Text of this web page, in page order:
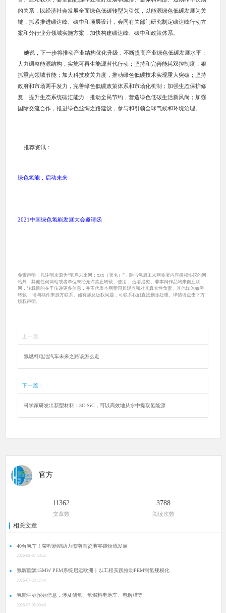
的关系，以经济社会发展全面绿色低碳转型为引领，以能源绿色低碳发展为关
键，抓紧推进碳达峰、碳中和顶层设计，会同有关部门研究制定碳达峰行动方
案和分行业分领域实施方案，加快构建碳达峰、碳中和政策体系。
她说，下一步将推动产业结构优化升级，不断提高产业绿色低碳发展水平；
大力调整能源结构，实施可再生能源替代行动；坚持和完善能耗双控制度，狠
抓重点领域节能；加大科技攻关力度，推动绿色低碳技术实现重大突破；坚持
政府和市场两手发力，完善绿色低碳政策体系和市场化机制；加强生态保护修
复，提升生态系统碳汇能力；推动全民节约，营造绿色低碳生活新风尚；加强
国际交流合作，推进绿色丝绸之路建设，参与和引领全球气候和环境治理。
推荐资讯：
绿色氢能，启动未来
2021中国绿色氢能发展大会邀请函
免责声明：凡注明来源为“氢启未来网：xxx（署名）”，除与氢启未来网签署内容授权协议的网
站外，其他任何网站或者单位未经允许禁止转载、使用， 违者必究。非本网作品均来自互联
网，转载目的在于传递更多信息，并不代表本网赞同其观点和对其真实性负责。其他媒体如需
转载， 请与稿件来源方联系。如有涉及版权问题，可联系我们直接删除处理。详情请点击下方
版权声明。
上一篇：
氢燃料电池汽车未来之路该怎么走
下一篇：
科学家研发出新型材料：3C-SiC，可以高效地从水中提取氢能源
官方
11362
文章数
3788
阅读次数
相关文章
40台氢车！荣程新能助力海南自贸港零碳物流发展
2026-08-07 10:52
氢辉能源15MW PEM系统启运欧洲｜以工程实践推动PEM制氢规模化
2026-07-23 17:44
氢能中标招标信息，涉及储氢、氢燃料电池车、电解槽等
2026-07-05 09:49